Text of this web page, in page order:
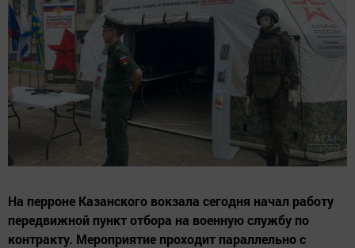
На перроне Казанского вокзала сегодня начал работу
передвижной пункт отбора на военную службу по
контракту. Мероприятие проходит параллельно с